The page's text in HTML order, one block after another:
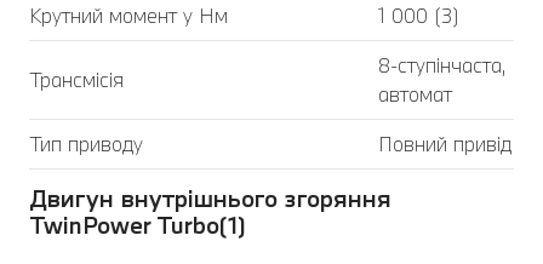
Крутний момент у Нм
1 000 (3)
Трансмісія
8-ступінчаста,
автомат
Тип приводу
Повний привід
Двигун внутрішнього згоряння
TwinPower Turbo(1)